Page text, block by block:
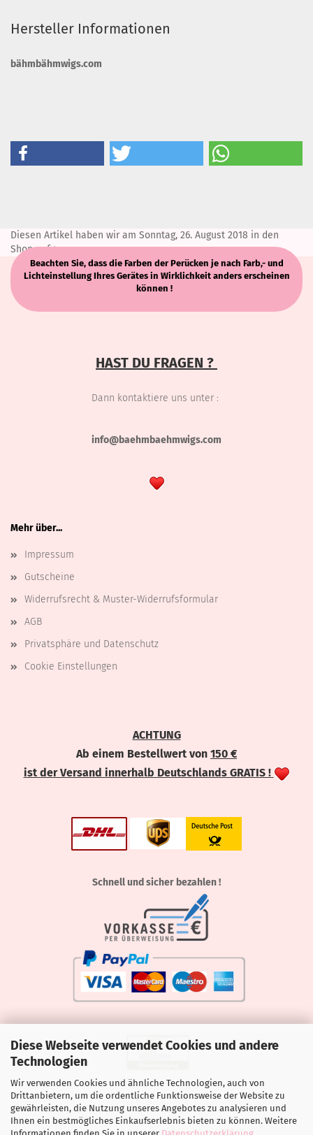
Diese Webseite verwendet Cookies und andere
Technologien
Wir verwenden Cookies und ähnliche Technologien, auch von
Drittanbietern, um die ordentliche Funktionsweise der Website zu
gewährleisten, die Nutzung unseres Angebotes zu analysieren und
Ihnen ein bestmögliches Einkaufserlebnis bieten zu können. Weitere
Hersteller Informationen
bähmbähmwigs.com
Diesen Artikel haben wir am Sonntag, 26. August 2018 in den
Shop aufgenommen.
Beachten Sie, dass die Farben der Perücken je nach Farb,- und
Lichteinstellung Ihres Gerätes in Wirklichkeit anders erscheinen
können !
HAST DU FRAGEN ?
Dann kontaktiere uns unter :
info@baehmbaehmwigs.com
Mehr über...
Impressum
Gutscheine
Widerrufsrecht & Muster-Widerrufsformular
AGB
Privatsphäre und Datenschutz
Cookie Einstellungen
ACHTUNG
Ab einem Bestellwert von 150 €
ist der Versand innerhalb Deutschlands GRATIS !
Schnell und sicher bezahlen !